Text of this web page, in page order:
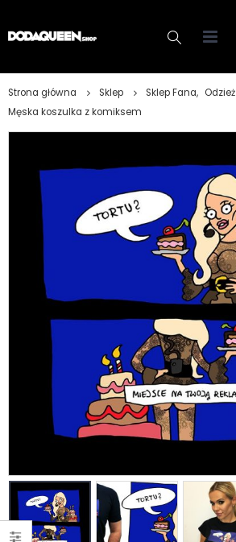
Strona główna Sklep Sklep Fana, Odzież
Męska koszulka z komiksem